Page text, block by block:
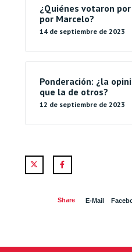
¿Quiénes votaron
por Marcelo?
14 de septiembre de 2023
Ponderación: ¿la
que la de otros?
12 de septiembre de 2023
Share E-Mail